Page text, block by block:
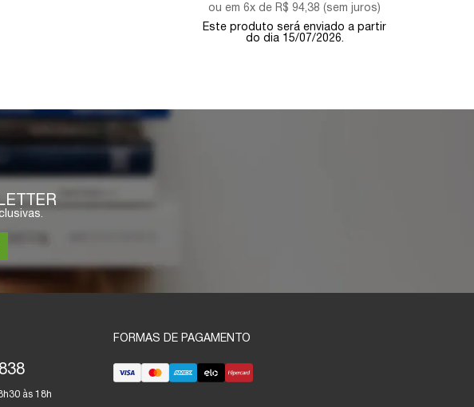
6x de R$ 94,38 (sem juros)
Este produto será enviado a partir
do dia 15/07/2026.
às 18h
FORMAS DE PAGAMENTO